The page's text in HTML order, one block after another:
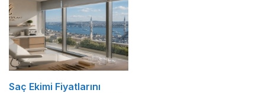
Saç Ekimi Fiyatlarını